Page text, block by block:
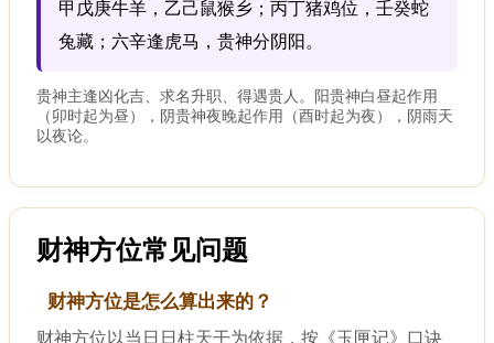
甲戊庚牛羊，乙己鼠猴乡；丙丁猪鸡位，壬癸蛇
兔藏；六辛逢虎马，贵神分阴阳。
贵神主逢凶化吉、求名升职、得遇贵人。阳贵神白昼起作用
（卯时起为昼），阴贵神夜晚起作用（酉时起为夜），阴雨天
以夜论。
财神方位常见问题
财神方位是怎么算出来的？
财神方位以当日日柱天干为依据，按《玉匣记》口诀